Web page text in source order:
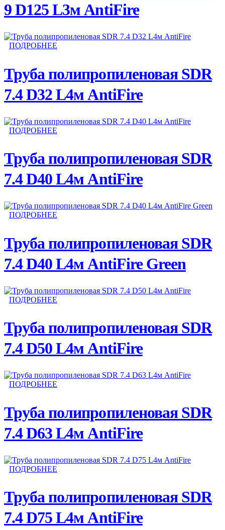
9 D125 L3м AntiFire
ПОДРОБНЕЕ
Труба полипропиленовая SDR
7.4 D32 L4м AntiFire
ПОДРОБНЕЕ
Труба полипропиленовая SDR
7.4 D40 L4м AntiFire
ПОДРОБНЕЕ
Труба полипропиленовая SDR
7.4 D40 L4м AntiFire Green
ПОДРОБНЕЕ
Труба полипропиленовая SDR
7.4 D50 L4м AntiFire
ПОДРОБНЕЕ
Труба полипропиленовая SDR
7.4 D63 L4м AntiFire
ПОДРОБНЕЕ
Труба полипропиленовая SDR
7.4 D75 L4м AntiFire